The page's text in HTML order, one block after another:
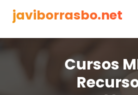
javiborrasbo.net
Cursos